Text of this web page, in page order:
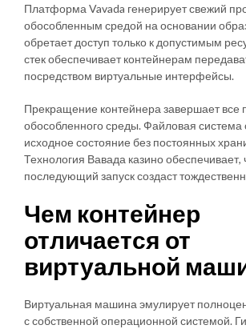
Платформа Vavada генерирует свежий
обособленным средой на основании
обретает доступ только к допустимым
стек обеспечивает контейнерам
посредством виртуальные интерфейсы.
Прекращение контейнера завершает все
обособленного среды. Файловая система
исходное состояние без постоянных
Технология Вавада казино обеспечивает,
последующий запуск создаст
Чем контейнер
отличается от
виртуальной
Виртуальная машина эмулирует
с собственной операционной системой.